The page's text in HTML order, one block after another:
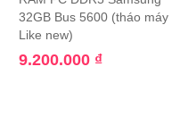
32GB Bus 5600 (tháo máy
Like new)
9.200.000 ₫